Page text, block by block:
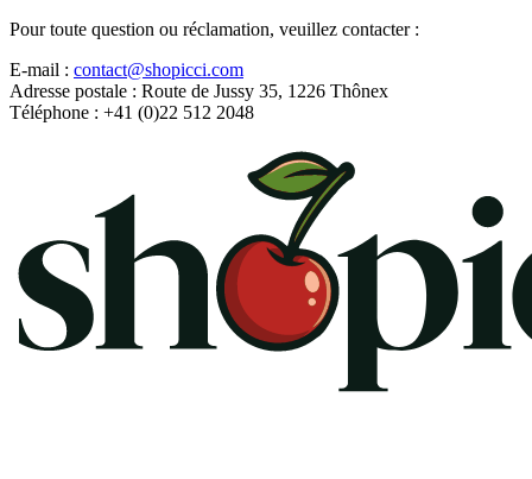
Pour toute question ou réclamation, veuillez contacter :
E-mail : contact@shopicci.com
Adresse postale : Route de Jussy 35, 1226 Thônex
Téléphone : +41 (0)22 512 2048